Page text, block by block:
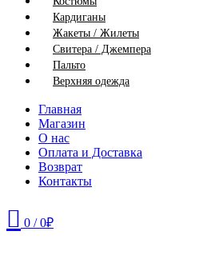
Кардиганы
Жакеты / Жилеты
Свитера / Джемпера
Пальто
Верхняя одежда
Главная
Магазин
О нас
Оплата и Доставка
Возврат
Контакты
0 / 0₽